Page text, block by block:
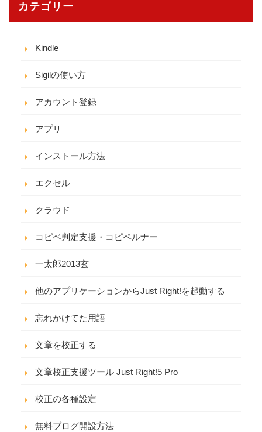
カテゴリー
Kindle
Sigilの使い方
アカウント登録
アプリ
インストール方法
エクセル
クラウド
コピペ判定支援・コピペルナー
一太郎2013玄
他のアプリケーションからJust Right!を起動する
忘れかけてた用語
文章を校正する
文章校正支援ツール Just Right!5 Pro
校正の各種設定
無料ブログ開設方法